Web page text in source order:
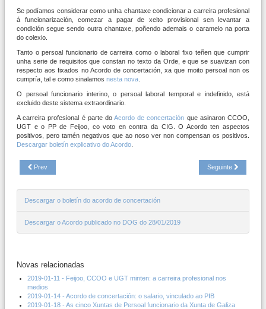
Se podíamos considerar como unha chantaxe condicionar a carreira profesional
á funcionarización, comezar a pagar de xeito provisional sen levantar a
condición segue sendo outra chantaxe, poñendo ademais o caramelo na porta
do colexio.
Tanto o persoal funcionario de carreira como o laboral fixo teñen que cumprir
unha serie de requisitos que constan no texto da Orde, e que se suavizan con
respecto aos fixados no Acordo de concertación, xa que moito persoal non os
cumpría, tal e como sinalamos nesta nova
O persoal funcionario interino, o persoal laboral temporal e indefinido, está
excluido deste sistema extraordinario.
A carreira profesional é parte doAcordo de concertación que asinaron CCOO,
UGT e o PP de Feijoo, co voto en contra da CIG. O Acordo ten aspectos
positivos, pero tamén negativos que ao noso ver non compensan os positivos.
Descargar boletín explicativo do Acordo
Prev Seguinte
Descargar o boletín do acordo de concertación
Descargar o Acordo publicado no DOG do 28/01/2019
Novas relacionadas
2019-01-11 - Feijoo, CCOO e UGT minten: a carreira profesional nos
medios
2019-01-14 - Acordo de concertación: o salario, vinculado ao PIB
2019-01-18 - As cinco Xuntas de Persoal funcionario da Xunta de Galiza